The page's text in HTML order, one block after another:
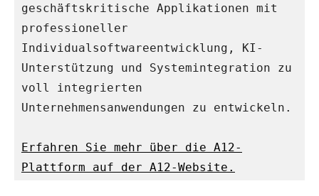
geschäftskritische Applikationen mit
professioneller
Individualsoftwareentwicklung, KI-
Unterstützung und Systemintegration zu
voll integrierten
Erfahren Sie mehr über die A12-
Plattform auf der A12-Website.